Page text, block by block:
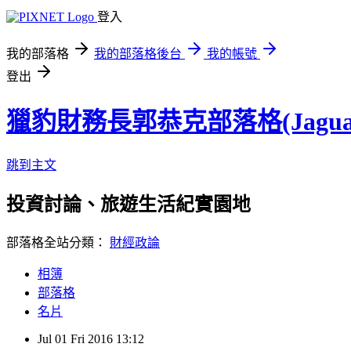
登入
我的部落格 我的部落格後台
我的帳號
登出
獵豹財務長郭恭克部落格
跳到主文
投資討論、旅遊生活紀實園地
部落格全站分類： 財經政論
相簿
部落格
名片
Jul 01 Fri 2016 13:12